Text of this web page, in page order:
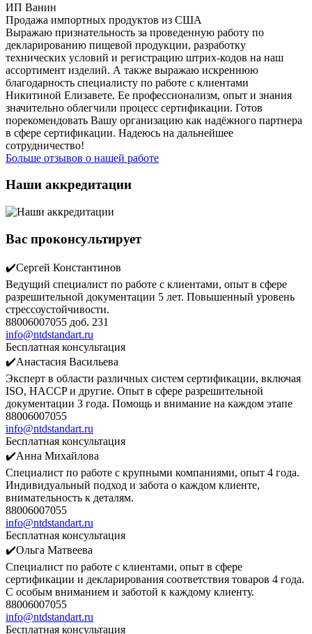
ИП Ванин
Продажа импортных продуктов из США
Выражаю признательность за проведенную работу по
декларированию пищевой продукции, разработку
технических условий и регистрацию штрих-кодов на наш
ассортимент изделий. А также выражаю искреннюю
благодарность специалисту по работе с клиентами
Никитиной Елизавете. Ее профессионализм, опыт и знания
значительно облегчили процесс сертификации. Готов
порекомендовать Вашу организацию как надёжного партнера
в сфере сертификации. Надеюсь на дальнейшее
сотрудничество!
Больше отзывов о нашей работе
Наши аккредитации
Вас проконсультирует
✔️Сергей Константинов
Ведущий специалист по работе с клиентами, опыт в сфере
разрешительной документации 5 лет. Повышенный уровень
стрессоустойчивости.
88006007055 доб. 231
info@ntdstandart.ru
Бесплатная консультация
✔️Анастасия Васильева
Эксперт в области различных систем сертификации, включая
ISO, HACCP и другие. Опыт в сфере разрешительной
документации 3 года. Помощь и внимание на каждом этапе
88006007055
info@ntdstandart.ru
Бесплатная консультация
✔️Анна Михайлова
Специалист по работе с крупными компаниями, опыт 4 года.
Индивидуальный подход и забота о каждом клиенте,
внимательность к деталям.
88006007055
info@ntdstandart.ru
Бесплатная консультация
✔️Ольга Матвеева
Специалист по работе с клиентами, опыт в сфере
сертификации и декларирования соответствия товаров 4 года.
С особым вниманием и заботой к каждому клиенту.
88006007055
info@ntdstandart.ru
Бесплатная консультация